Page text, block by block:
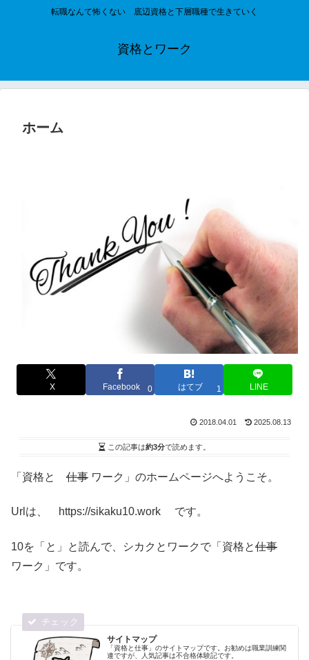
転職なんて怖くない 底辺資格と下層職種で生きていく
資格とワーク
ホーム
X Facebook 0 はてブ 1 LINE
2018.04.01 2025.08.13
この記事は約3分で読めます。
「資格と 仕事 ワーク」のホームページへようこそ。
Urlは、 https://sikaku10.work です。
10を「と」と読んで、シカクとワークで「資格と仕事
ワーク」です。
サイトマップ
「資格と仕事」のサイトマップです。お勧めは職業訓練関
連ですが、人気記事は不合格体験記です。